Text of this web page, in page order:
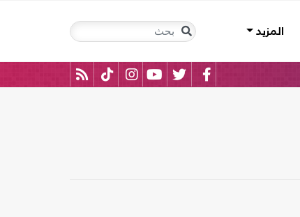
المزيد